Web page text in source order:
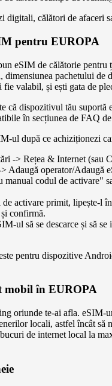
digitali, călători de afaceri
pentru EUROPA
eSIM de călătorie pentru
dimensiunea pachetului de
fie valabil, și ești gata de
că dispozitivul tău suportă
în secțiunea de FAQ
ul după ce achiziționezi
-> Rețea & Internet (sau
Adaugă operator/Adaugă
manual codul de activare"
activare primit, lipește-l
confirmă.
ul să se descarce și să se
pentru dispozitive
mobil în EUROPA
oriunde te-ai afla. eSIM-
locali, astfel încât să
de internet local la